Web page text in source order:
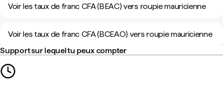
Voir les taux de franc CFA (BEAC) vers roupie mauricienne
Voir les taux de franc CFA (BCEAO) vers roupie mauricienne
Support sur lequel tu peux compter